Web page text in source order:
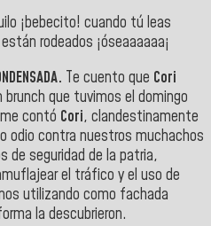
¡bebecito! cuando tú leas
rodeados ¡óseaaaaaa¡
Te cuento que Cori
que tuvimos el domingo
contó Cori, clandestinamente
odio contra nuestros muchachos
de seguridad de la patria,
el tráfico y el uso de
utilizando como fachada
la descubrieron.